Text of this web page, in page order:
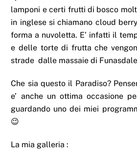
lamponi e certi frutti di bosco
in inglese si chiamano cloud
forma a nuvoletta. E’ infatti il
e delle torte di frutta che
strade dalle massaie di
Che sia questo il Paradiso?
e’ anche un ottima occasione
guardando uno dei miei
😉
La mia galleria :